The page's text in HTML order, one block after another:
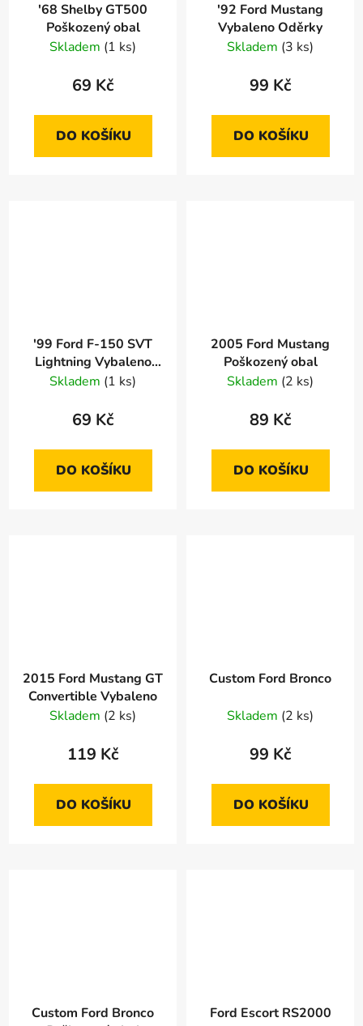
'68 Shelby GT500
Poškozený obal
Skladem (1 ks)
69 Kč
DO KOŠÍKU
'92 Ford Mustang
Vybaleno Oděrky
Skladem (3 ks)
99 Kč
DO KOŠÍKU
'99 Ford F-150 SVT
Lightning Vybaleno
Oděrky
Skladem (1 ks)
69 Kč
DO KOŠÍKU
2005 Ford Mustang
Poškozený obal
Skladem (2 ks)
89 Kč
DO KOŠÍKU
2015 Ford Mustang GT
Convertible Vybaleno
Skladem (2 ks)
119 Kč
DO KOŠÍKU
Custom Ford Bronco
Skladem (2 ks)
99 Kč
DO KOŠÍKU
Custom Ford Bronco
Ford Escort RS2000